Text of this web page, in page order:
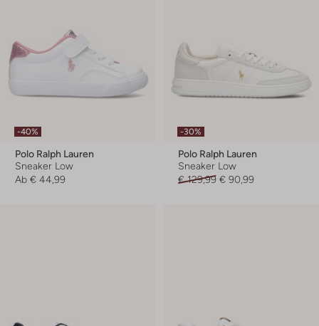
-40%
Polo Ralph Lauren
Sneaker Low
Ab € 44,99
-30%
Polo Ralph Lauren
Sneaker Low
€ 129,99 € 90,99